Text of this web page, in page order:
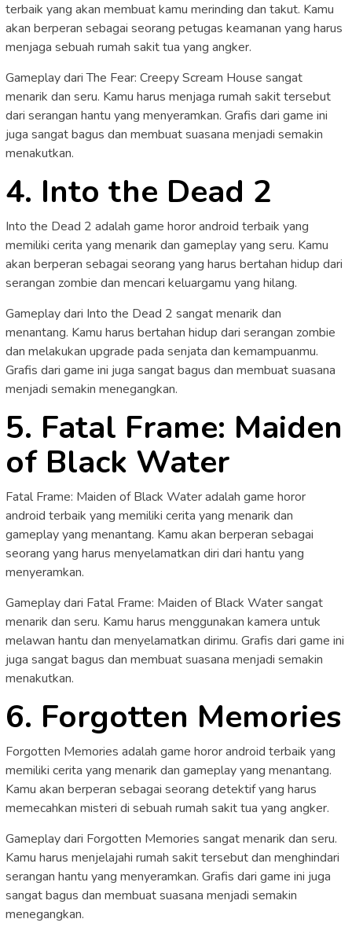
terbaik yang akan membuat kamu merinding dan takut. Kamu
akan berperan sebagai seorang petugas keamanan yang harus
menjaga sebuah rumah sakit tua yang angker.
Gameplay dari The Fear: Creepy Scream House sangat
menarik dan seru. Kamu harus menjaga rumah sakit tersebut
dari serangan hantu yang menyeramkan. Grafis dari game ini
juga sangat bagus dan membuat suasana menjadi semakin
menakutkan.
4. Into the Dead 2
Into the Dead 2 adalah game horor android terbaik yang
memiliki cerita yang menarik dan gameplay yang seru. Kamu
akan berperan sebagai seorang yang harus bertahan hidup dari
serangan zombie dan mencari keluargamu yang hilang.
Gameplay dari Into the Dead 2 sangat menarik dan
menantang. Kamu harus bertahan hidup dari serangan zombie
dan melakukan upgrade pada senjata dan kemampuanmu.
Grafis dari game ini juga sangat bagus dan membuat suasana
menjadi semakin menegangkan.
5. Fatal Frame: Maiden
of Black Water
Fatal Frame: Maiden of Black Water adalah game horor
android terbaik yang memiliki cerita yang menarik dan
gameplay yang menantang. Kamu akan berperan sebagai
seorang yang harus menyelamatkan diri dari hantu yang
menyeramkan.
Gameplay dari Fatal Frame: Maiden of Black Water sangat
menarik dan seru. Kamu harus menggunakan kamera untuk
melawan hantu dan menyelamatkan dirimu. Grafis dari game ini
juga sangat bagus dan membuat suasana menjadi semakin
menakutkan.
6. Forgotten Memories
Forgotten Memories adalah game horor android terbaik yang
memiliki cerita yang menarik dan gameplay yang menantang.
Kamu akan berperan sebagai seorang detektif yang harus
memecahkan misteri di sebuah rumah sakit tua yang angker.
Gameplay dari Forgotten Memories sangat menarik dan seru.
Kamu harus menjelajahi rumah sakit tersebut dan menghindari
serangan hantu yang menyeramkan. Grafis dari game ini juga
sangat bagus dan membuat suasana menjadi semakin
menegangkan.